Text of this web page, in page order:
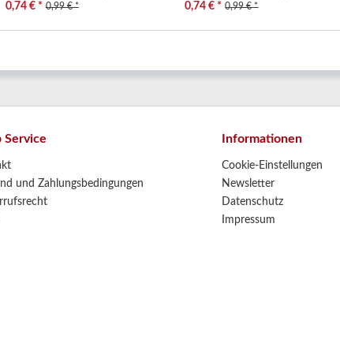
0,74 € * 0,99 € * 0,74 € * 0,99 € *
Service
und Zahlungsbedingungen
Informationen
Cookie-Einstellungen
Newsletter
Datenschutz
Impressum